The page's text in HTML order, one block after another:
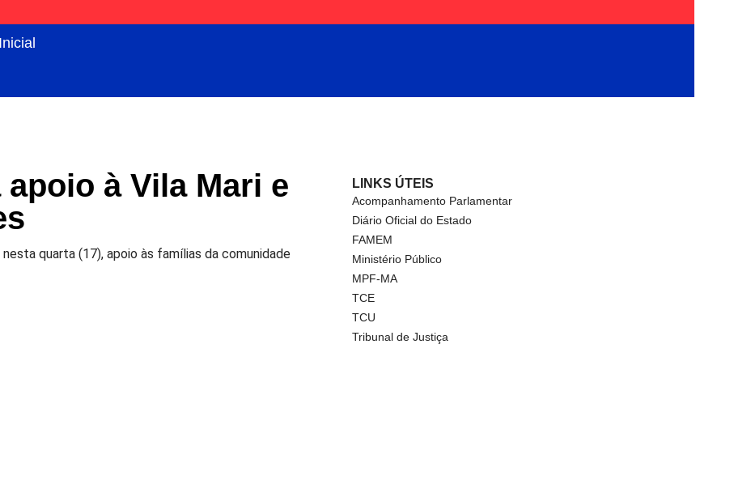
à Vila Mari e
quarta (17), apoio às famílias da comunidade
LINKS ÚTEIS
Acompanhamento Parlamentar
Diário Oficial do Estado
FAMEM
Ministério Público
MPF-MA
TCE
TCU
Tribunal de Justiça